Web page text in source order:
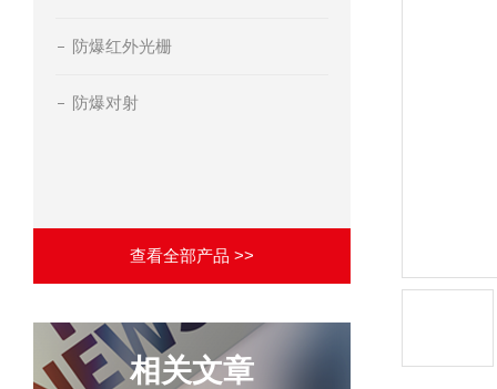
防爆红外光栅
防爆对射
查看全部产品 >>
相关文章